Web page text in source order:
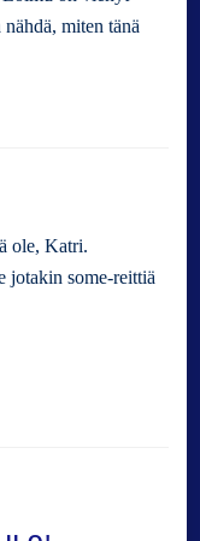
miten tänä
ole, Katri.
jotakin some-reittiä